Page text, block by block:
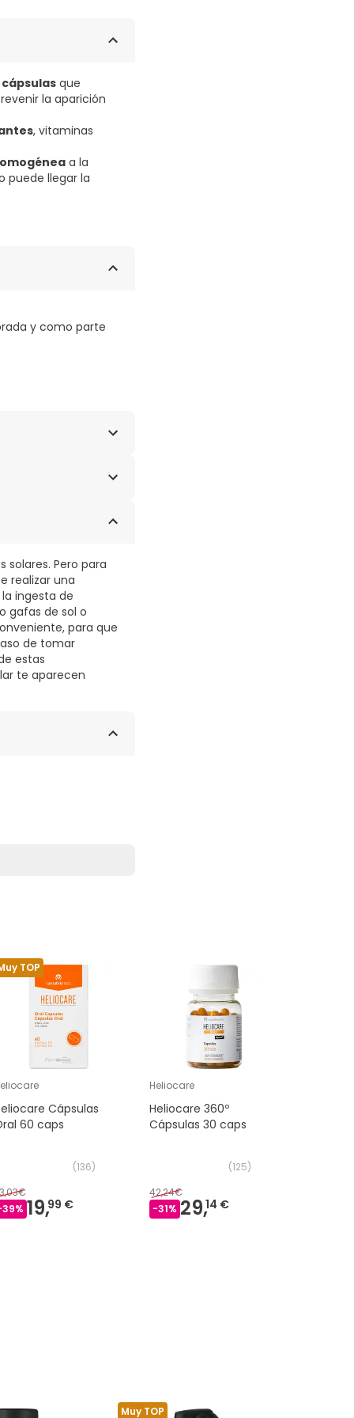
cápsulas que
la aparición
, vitaminas
a la
puede llegar la
y como parte
Licopeno.
solares. Pero para
realizar una
ingesta de
gafas de sol o
para que
de tomar
estas
te aparecen
TOP
Cápsulas
60 caps
(136)
39% 19,99 €
Heliocare
Heliocare 360º
Cápsulas 30 caps
(125)
42,24€
-31% 29,14 €
Muy TOP